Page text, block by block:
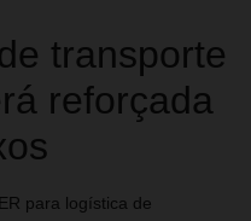
transporte
reforçada
para logística de